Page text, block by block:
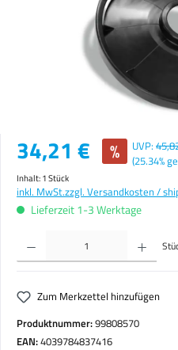
Verkaufspreis:
34,21 € % UVP:
(25.34%
Inhalt:1 Stück
inkl. MwSt.zzgl. Versandkosten /
Lieferzeit 1-3 Werktage
Produkt Anzahl: Gib den gewünschten Wert ein
Zum Merkzettel hinzufügen
Produktnummer:99808570
EAN:4039784837416